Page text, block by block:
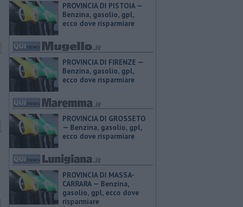
PROVINCIA DI PISTOIA — ​
Benzina, gasolio, gpl,
ecco dove risparmiare
PROVINCIA DI FIRENZE — ​
Benzina, gasolio, gpl,
ecco dove risparmiare
PROVINCIA DI GROSSETO
— ​Benzina, gasolio, gpl,
ecco dove risparmiare
PROVINCIA DI MASSA-
CARRARA — ​Benzina,
gasolio, gpl, ecco dove
risparmiare